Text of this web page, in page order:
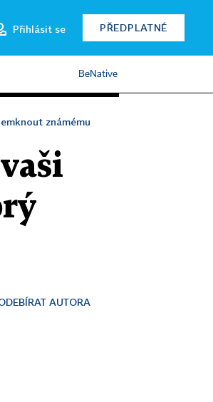
Přihlásit se PŘEDPLATNÉ
BeNative
známému
AUTORA